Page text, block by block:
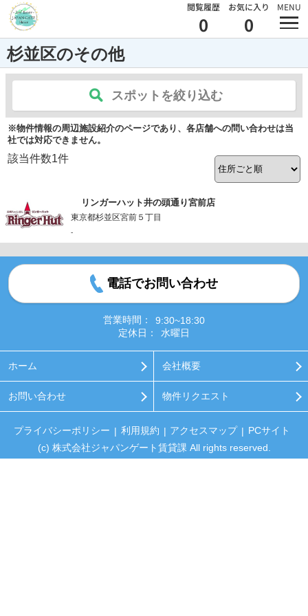
閲覧履歴
0
お気に入り
0
MENU
杉並区のその他
スポットを絞り込む
※物件情報の周辺施設紹介のページであり、各店舗への問い合わせは当
社では対応できません。
該当件数1件
リンガーハット井の頭通り宮前店
東京都杉並区宮前５丁目
-
電話でお問い合わせ
営業時間：
9:30~18:30
定休日：
水曜日
ホーム 会社概要
お問い合わせ 物件リクエスト
プライバシーポリシー 利用規約 アクセスマップ
PCサイト
(c) 株式会社ジャパンゲート賃貸課 All rights reserved.